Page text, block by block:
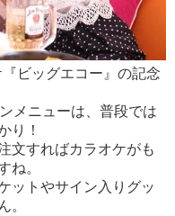
ビッグエコー』の記念
メニューは、普段では
り！
文すればカラオケがも
ね。
ットやサイン入りグッ
。